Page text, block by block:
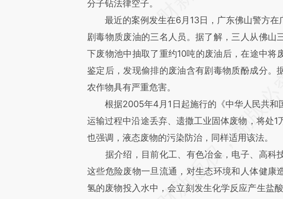
分子钻法律空子。
最近的案例发生在6月13日，广东佛山警方在
剧毒物质废油的三名人员。据了解，三人从佛山
下废物池中抽取了重约10吨的废油后，在途中将
鉴定后，发现偷排的废油含有剧毒物质酚成分。
农作物具有严重危害。
根据2005年4月1日起施行的《中华人民共和
运输过程中沿途丢弃、遗撒工业固体废物，将处1
也强调，液态废物的污染防治，同样适用该法。
据介绍，目前化工、有色冶金，电子、高科技
这些危险废物一旦流通，对生态环境和人体健康
氢的废物投入水中，会立刻发生化学反应产生盐